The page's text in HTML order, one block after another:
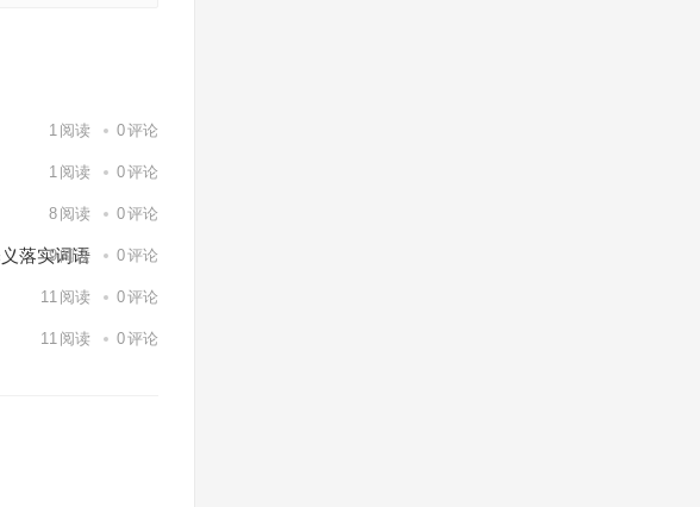
1 阅读 0评论
1 阅读 0评论
8 阅读 0评论
落实词语
9阅读 0评论
11 阅读 0评论
11 阅读 0评论